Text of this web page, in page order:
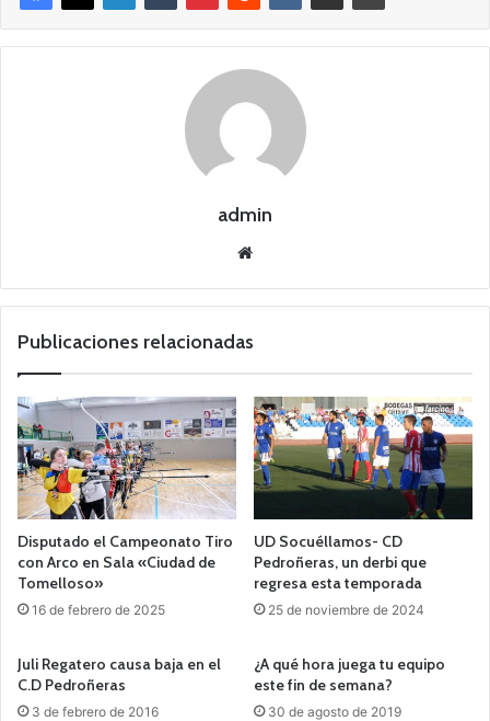
admin
we
Publicaciones relacionadas
Disputado el Campeonato Tiro
con Arco en Sala «Ciudad de
Tomelloso»
16 de febrero de 2025
UD Socuéllamos- CD
Pedroñeras, un derbi que
regresa esta temporada
25 de noviembre de 2024
Juli Regatero causa baja en el
C.D Pedroñeras
3 de febrero de 2016
¿A qué hora juega tu equipo
este fin de semana?
30 de agosto de 2019